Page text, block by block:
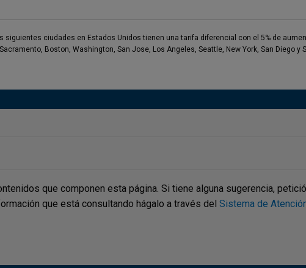
siguientes ciudades en Estados Unidos tienen una tarifa diferencial con el 5% de
Boston, Washington, San Jose, Los Angeles, Seattle, New York, San Diego y
que componen esta página. Si tiene alguna sugerencia,
que está consultando hágalo a través del Sistema de